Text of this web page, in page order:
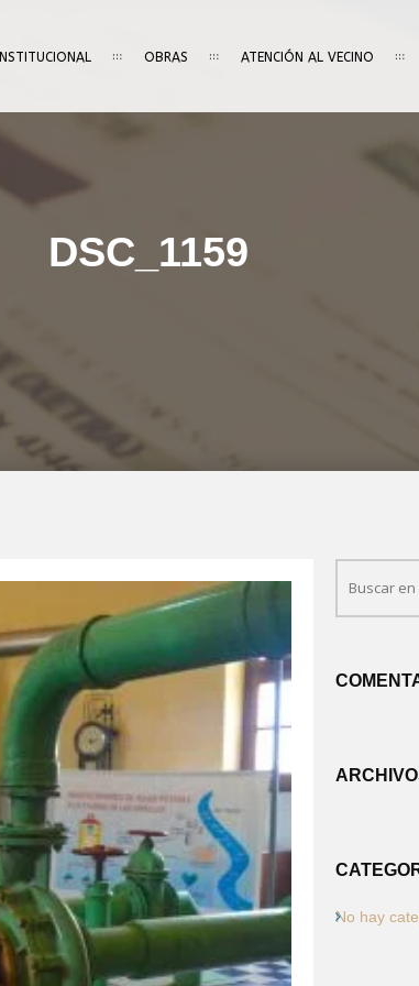
INSTITUCIONAL OBRAS ATENCIÓN AL VECINO
DSC_1159
No hay